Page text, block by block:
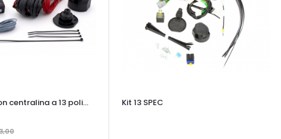
centralina a 13 poli... Kit 13 SPEC